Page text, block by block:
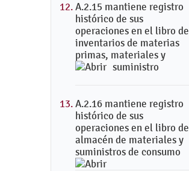
A.2.15 mantiene registro
histórico de sus
operaciones en el libro de
inventarios de materias
primas, materiales y
suministro
A.2.16 mantiene registro
histórico de sus
operaciones en el libro de
almacén de materiales y
suministros de consumo